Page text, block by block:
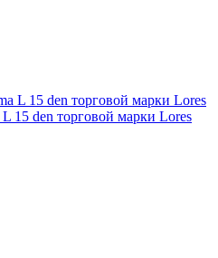
15 den торговой марки Lores